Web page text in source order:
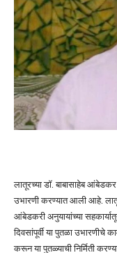
लातूरच्या डॉ. बाबासाहेब आंबेडकर
उभारणी करण्यात आली आहे.
आंबेडकरी अनुयायांच्या
दिवसांपूर्वी या पुतळा उभारणीचे
करून या पुतळ्याची निर्मिती